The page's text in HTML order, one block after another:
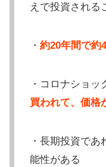
えで投資される
・ 約20年間で約
・コロナショッ
買われて、価格
・長期投資で
能性がある